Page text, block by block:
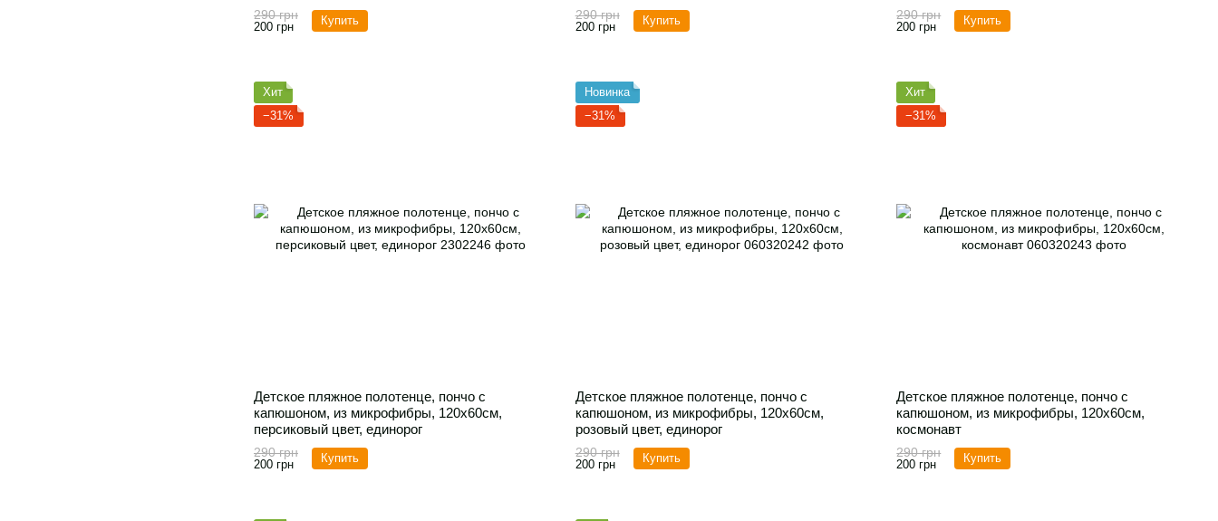
290 грн
200 грн Купить 290 грн
200 грн Купить 290 грн
200 грн Купить
Хит
−31%
Детское пляжное полотенце, пончо с
капюшоном, из микрофибры, 120х60см,
персиковый цвет, единорог
290 грн
200 грн Купить
Новинка
−31%
Детское пляжное полотенце, пончо с
капюшоном, из микрофибры, 120х60см,
розовый цвет, единорог
290 грн
200 грн Купить
Хит
−31%
Детское пляжное полотенце, пончо с
капюшоном, из микрофибры, 120х60см,
космонавт
290 грн
200 грн Купить